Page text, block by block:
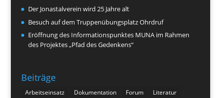
Der Jonastalverein wird 25 Jahre alt
Besuch auf dem Truppenübungsplatz Ohrdruf
Eröffnung des Informationspunktes MUNA im Rahmen
des Projektes „Pfad des Gedenkens“
Beiträge
Arbeitseinsatz Dokumentation Forum
Literatur